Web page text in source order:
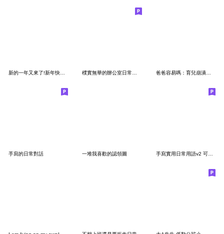
新的一年又來了!新年快樂18 有禮貌的一天! 樸實無華的辦公室日常語錄 爸爸容易嗎：育兒崩潰中｜歸剛誒
手寫的日常對話 一堆我喜歡的認領圖 手寫實用日常用語v2 可以不打字 就不打字